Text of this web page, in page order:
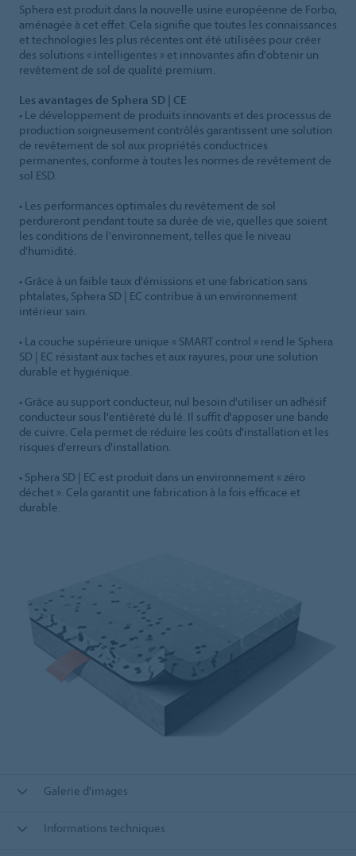
Sphera est produit dans la nouvelle usine européenne de Forbo,
aménagée à cet effet. Cela signifie que toutes les connaissances
et technologies les plus récentes ont été utilisées pour créer
des solutions « intelligentes » et innovantes afin d'obtenir un
revêtement de sol de qualité premium.
Les avantages de Sphera SD | CE
• Le développement de produits innovants et des processus de
production soigneusement contrôlés garantissent une solution
de revêtement de sol aux propriétés conductrices
permanentes, conforme à toutes les normes de revêtement de
sol ESD.
• Les performances optimales du revêtement de sol
perdureront pendant toute sa durée de vie, quelles que soient
les conditions de l'environnement, telles que le niveau
d'humidité.
• Grâce à un faible taux d'émissions et une fabrication sans
phtalates, Sphera SD | EC contribue à un environnement
intérieur sain.
• La couche supérieure unique « SMART control » rend le Sphera
SD | EC résistant aux taches et aux rayures, pour une solution
durable et hygiénique.
• Grâce au support conducteur, nul besoin d'utiliser un adhésif
conducteur sous l'entièreté du lé. Il suffit d'apposer une bande
de cuivre. Cela permet de réduire les coûts d'installation et les
risques d'erreurs d'installation.
• Sphera SD | EC est produit dans un environnement « zéro
déchet ». Cela garantit une fabrication à la fois efficace et
durable.
Galerie d'images
Informations techniques